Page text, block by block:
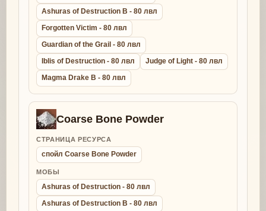
Ashuras of Destruction B - 80 лвл
Forgotten Victim - 80 лвл
Guardian of the Grail - 80 лвл
Iblis of Destruction - 80 лвл
Judge of Light - 80 лвл
Magma Drake B - 80 лвл
Coarse Bone Powder
СТРАНИЦА РЕСУРСА
спойл Coarse Bone Powder
МОБЫ
Ashuras of Destruction - 80 лвл
Ashuras of Destruction B - 80 лвл